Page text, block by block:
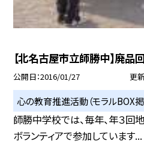
【北名古屋市立師勝中】廃品
公開日 2016/01/27 更
心の教育推進活動（モラルBOX掲
師勝中学校では、毎年、年３
ボランティアで参加しています...